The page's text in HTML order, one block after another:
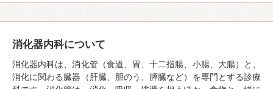
消化器内科について
消化器内科は、消化管（食道、胃、十二指腸、小腸、大腸）と、
消化に関わる臓器（肝臓、胆のう、膵臓など）を専門とする診療